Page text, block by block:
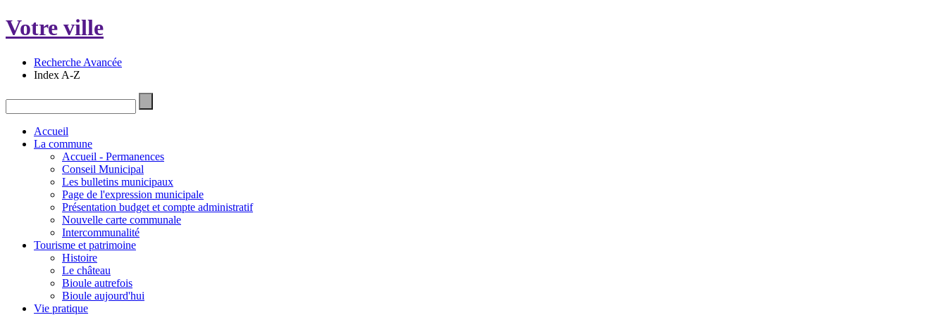
Votre ville
Recherche Avancée
Index A-Z
Accueil
La commune
Accueil - Permanences
Conseil Municipal
Les bulletins municipaux
Page de l'expression municipale
Présentation budget et compte administratif
Nouvelle carte communale
Intercommunalité
Tourisme et patrimoine
Histoire
Le château
Bioule autrefois
Bioule aujourd'hui
Vie pratique